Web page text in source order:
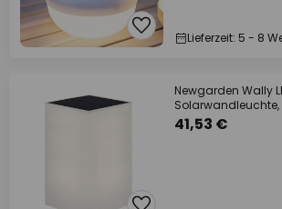
Lieferzeit: 5 - 8
Newgarden Wally
Solarwandleuchte,
41,53 €